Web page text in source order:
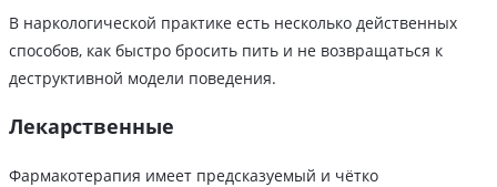
В наркологической практике есть несколько действенных
способов, как быстро бросить пить и не возвращаться к
деструктивной модели поведения.
Лекарственные
Фармакотерапия имеет предсказуемый и чётко